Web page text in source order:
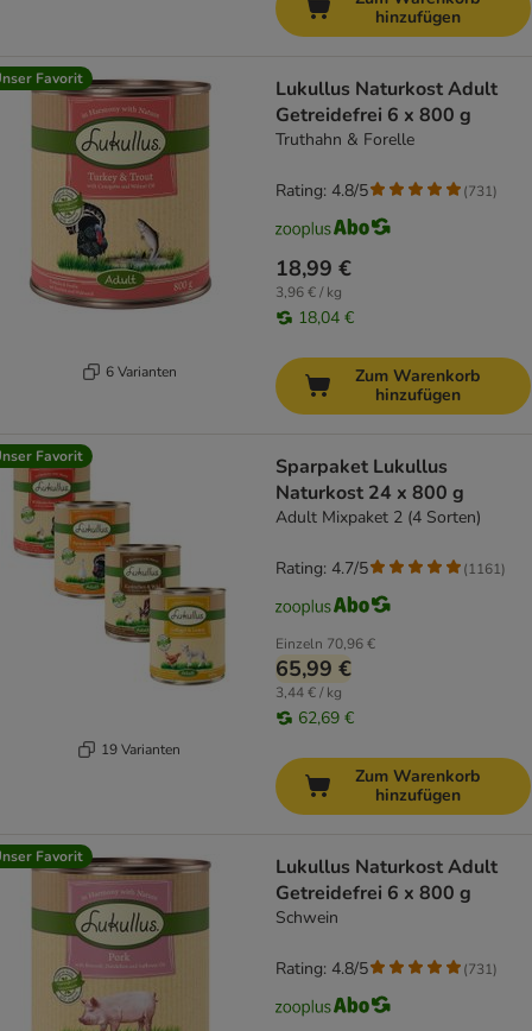
hinzufügen
Favorit
6 Varianten
Lukullus Naturkost Adult
Getreidefrei 6 x 800 g
Truthahn & Forelle
18,99 €
3,96 € / kg
18,04 €
Rating: 4.8/5 (731)
Zum Warenkorb
hinzufügen
Favorit
19 Varianten
Sparpaket Lukullus
Naturkost 24 x 800 g
Adult Mixpaket 2 (4 Sorten)
Einzeln 70,96 €
65,99 €
3,44 € / kg
62,69 €
Rating: 4.7/5 (1161)
Zum Warenkorb
hinzufügen
Favorit
Lukullus Naturkost Adult
Getreidefrei 6 x 800 g
Schwein
Rating: 4.8/5 (731)